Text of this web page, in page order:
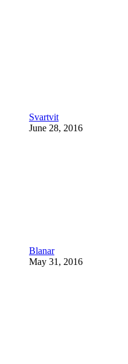
Svartvit
June 28, 2016
Blanar
May 31, 2016